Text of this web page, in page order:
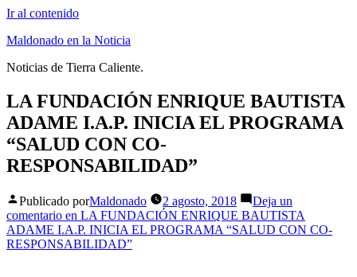
Ir al contenido
Maldonado en la Noticia
Noticias de Tierra Caliente.
LA FUNDACIÓN ENRIQUE BAUTISTA
ADAME I.A.P. INICIA EL PROGRAMA
“SALUD CON CO-
RESPONSABILIDAD”
Publicado porMaldonado 2 agosto, 2018
Deja un
comentario en LA FUNDACIÓN ENRIQUE BAUTISTA
ADAME I.A.P. INICIA EL PROGRAMA “SALUD CON CO-
RESPONSABILIDAD”